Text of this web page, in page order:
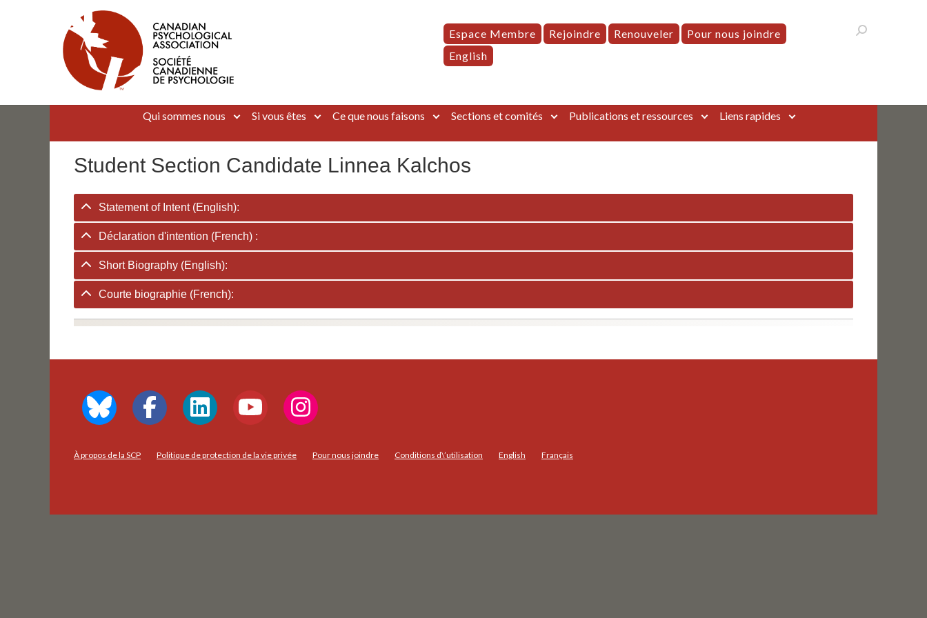
Canadian Psychological Association
The national voice for psychology in Canada
Espace Membre Rejoindre Renouveler
Pour nous joindre
English
Qui sommes nous Si vous êtes Ce que nous faisons Sections et comités Publications et ressources Liens rapides
Student Section Candidate Linnea Kalchos
Statement of Intent (English):
Déclaration d'intention (French) :
Short Biography (English):
Courte biographie (French):
À propos de la SCP Politique de protection de la vie privée Pour nous joindre Conditions d\’utilisation English Français